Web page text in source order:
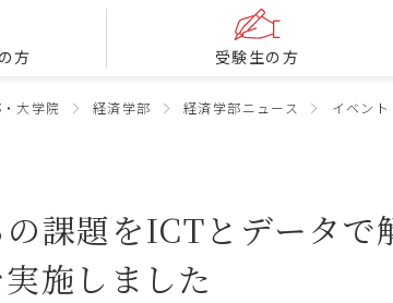
方 受験生の方
大学院 経済学部 経済学部ニュース イベント
の課題をICTとデータ
施しました